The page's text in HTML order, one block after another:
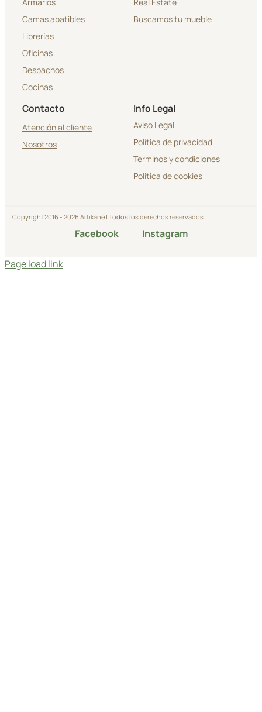
Camas abatibles
Librerías
Oficinas
Despachos
Cocinas
Buscamos tu mueble
Contacto
Atención al cliente
Nosotros
Info Legal
Aviso Legal
Política de privacidad
Términos y condiciones
Politica de cookies
Copyright 2016 - 2026 Artikane | Todos los derechos reservados
Facebook Instagram
Page load link